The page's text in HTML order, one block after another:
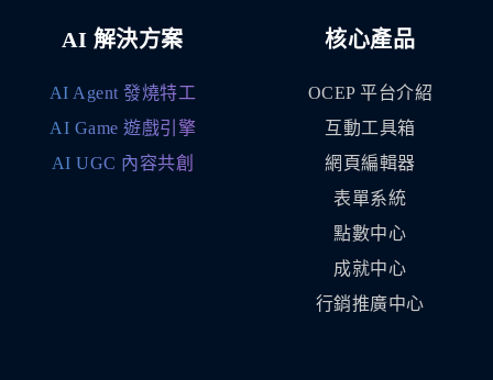
AI 解決方案
AI Agent 發燒特工
AI Game 遊戲引擎
AI UGC 內容共創
核心產品
OCEP 平台介紹
互動工具箱
網頁編輯器
表單系統
點數中心
成就中心
行銷推廣中心